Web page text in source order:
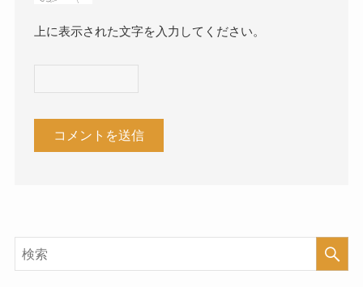
上に表示された文字を入力してください。